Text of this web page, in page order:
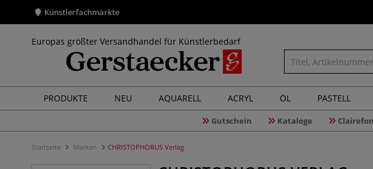
Künstlerfachmärkte
Europas größter Versandhandel für Künstlerbedarf
PRODUKTE NEU AQUARELL ACRYL ÖL PASTELL
Gutschein Kataloge
Startseite Marken CHRISTOPHORUS Verlag